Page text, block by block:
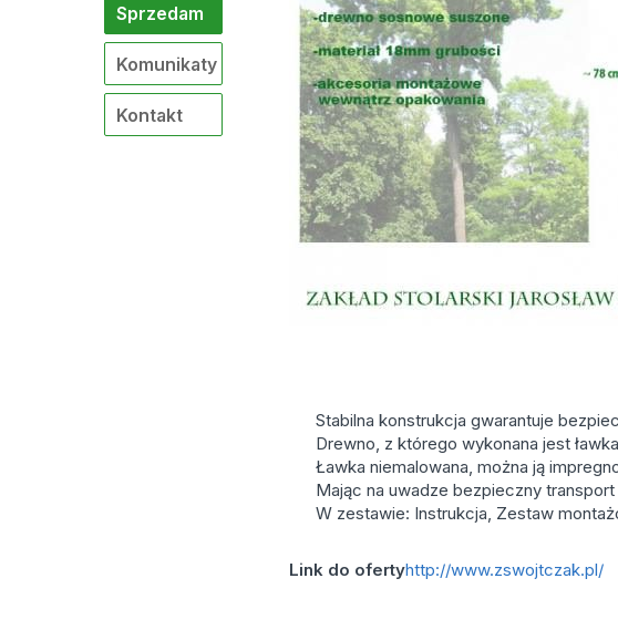
Sprzedam
Komunikaty
Kontakt
Stabilna konstrukcja gwarantuje
Drewno, z którego wykonana jest
Ławka niemalowana, można ją
Mając na uwadze bezpieczny
W zestawie: Instrukcja, Zestaw
Link do ofertyhttp://www.zswojtczak.pl/